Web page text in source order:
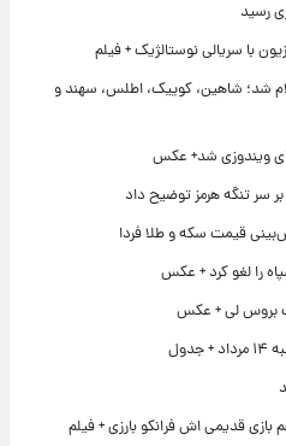
رسید
با سریالی نوستالژیک + فیلم
شد؛ شاهین، کوییک، اطلس، سهند و
ویندوزی شد+ عکس
سر تنگه هرمز توضیح داد
قیمت سکه و طلا فردا
را لغو کرد + عکس
بروس لی + عکس
بازی قدیمی اش فرانکو بارزی + فیلم